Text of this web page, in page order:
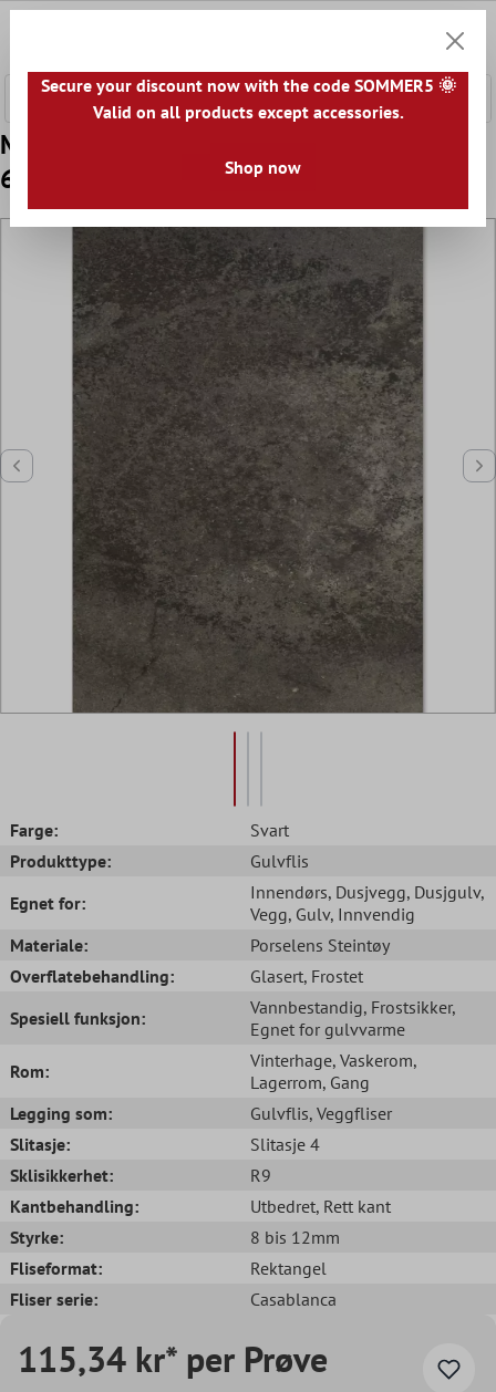
Mønster Gulvfliser Casablanca Antrasitt
60x120cm
Farge:
Svart
Produkttype:
Gulvflis
Egnet for:
Innendørs, Dusjvegg, Dusjgulv,
Vegg, Gulv, Innvendig
Materiale:
Porselens Steintøy
Overflatebehandling:
Glasert, Frostet
Spesiell funksjon:
Vannbestandig, Frostsikker,
Egnet for gulvvarme
Rom:
Vinterhage, Vaskerom,
Lagerrom, Gang
Legging som:
Gulvflis, Veggfliser
Slitasje:
Slitasje 4
Sklisikkerhet:
R9
Kantbehandling:
Utbedret, Rett kant
Styrke:
8 bis 12mm
Fliseformat:
Rektangel
Fliser serie:
Casablanca
115,34 kr* per Prøve
Secure your discount now with the code SOMMER5 🌞
Valid on all products except accessories.
Shop now